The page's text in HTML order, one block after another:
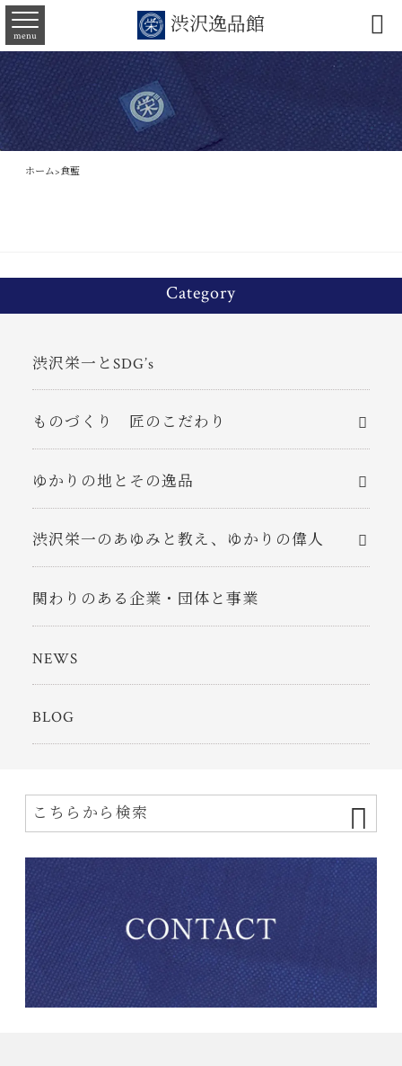
渋沢逸品館
menu 
ホーム>食藍
Category
渋沢栄一とSDG’s
ものづくり 匠のこだわり
ゆかりの地とその逸品
渋沢栄一のあゆみと教え、ゆかりの偉人
関わりのある企業・団体と事業
NEWS
BLOG